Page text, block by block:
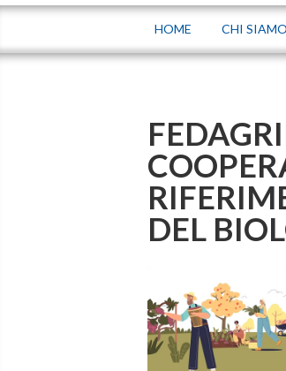
HOME CHI SIAMO
DEL